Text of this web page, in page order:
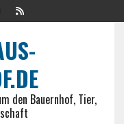
den Bauernhof, Tier,